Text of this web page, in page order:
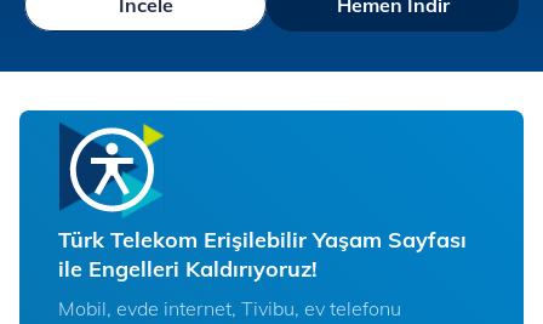
İncele Hemen İndir
Türk Telekom Erişilebilir Yaşam Sayfası
ile Engelleri Kaldırıyoruz!
Mobil, evde internet, Tivibu, ev telefonu